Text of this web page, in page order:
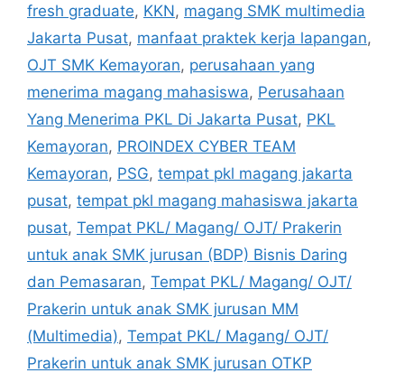
fresh graduate, KKN, magang SMK multimedia
Jakarta Pusat, manfaat praktek kerja lapangan,
OJT SMK Kemayoran, perusahaan yang
menerima magang mahasiswa, Perusahaan
Yang Menerima PKL Di Jakarta Pusat, PKL
Kemayoran, PROINDEX CYBER TEAM
Kemayoran, PSG, tempat pkl magang jakarta
pusat, tempat pkl magang mahasiswa jakarta
pusat, Tempat PKL/ Magang/ OJT/ Prakerin
untuk anak SMK jurusan (BDP) Bisnis Daring
dan Pemasaran, Tempat PKL/ Magang/ OJT/
Prakerin untuk anak SMK jurusan MM
(Multimedia), Tempat PKL/ Magang/ OJT/
Prakerin untuk anak SMK jurusan OTKP